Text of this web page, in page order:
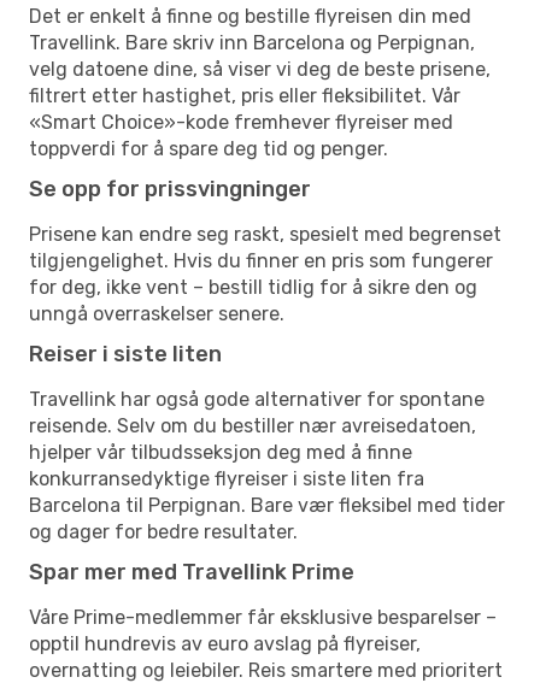
Det er enkelt å finne og bestille flyreisen din med
Travellink. Bare skriv inn Barcelona og Perpignan,
velg datoene dine, så viser vi deg de beste prisene,
filtrert etter hastighet, pris eller fleksibilitet. Vår
«Smart Choice»-kode fremhever flyreiser med
toppverdi for å spare deg tid og penger.
Se opp for prissvingninger
Prisene kan endre seg raskt, spesielt med begrenset
tilgjengelighet. Hvis du finner en pris som fungerer
for deg, ikke vent – bestill tidlig for å sikre den og
unngå overraskelser senere.
Reiser i siste liten
Travellink har også gode alternativer for spontane
reisende. Selv om du bestiller nær avreisedatoen,
hjelper vår tilbudsseksjon deg med å finne
konkurransedyktige flyreiser i siste liten fra
Barcelona til Perpignan. Bare vær fleksibel med tider
og dager for bedre resultater.
Spar mer med Travellink Prime
Våre Prime-medlemmer får eksklusive besparelser –
opptil hundrevis av euro avslag på flyreiser,
overnatting og leiebiler. Reis smartere med prioritert